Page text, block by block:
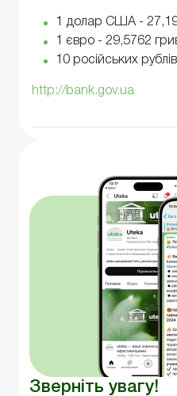
1 долар США -
1 євро - 29,5762
10 російських
http://bank.gov.ua
Зверніть увагу!